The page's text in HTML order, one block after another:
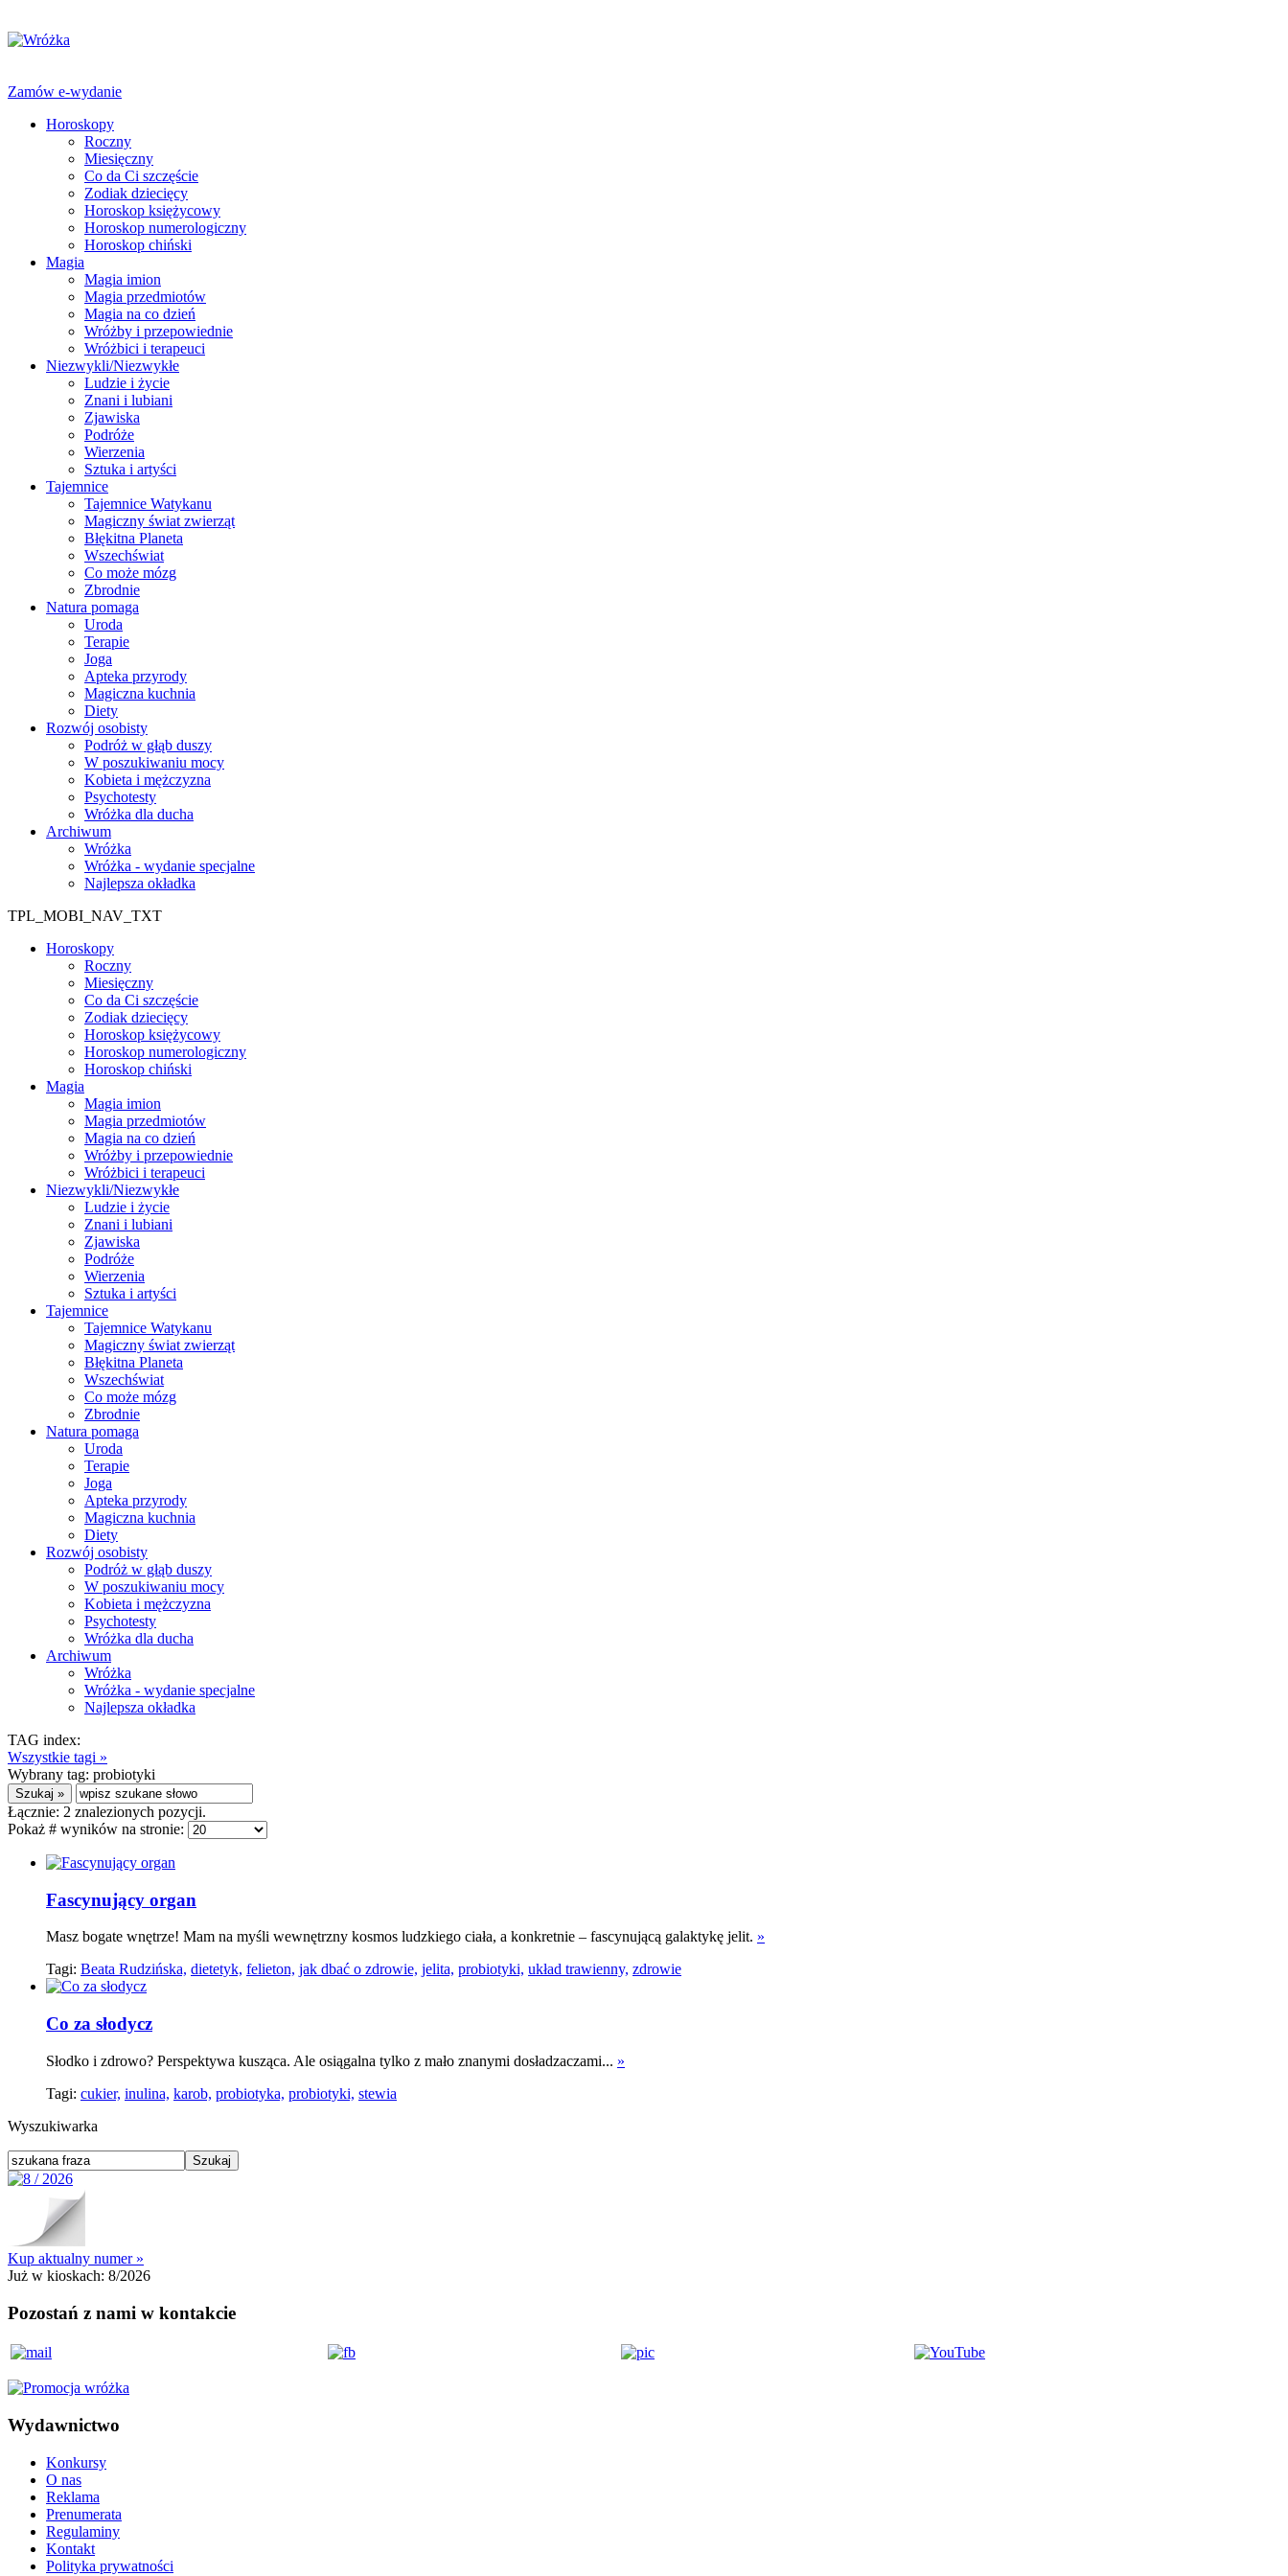
Zamów e-wydanie
Horoskopy
Roczny
Miesięczny
Co da Ci szczęście
Zodiak dziecięcy
Horoskop księżycowy
Horoskop numerologiczny
Horoskop chiński
Magia
Magia imion
Magia przedmiotów
Magia na co dzień
Wróżby i przepowiednie
Wróżbici i terapeuci
Niezwykli/Niezwykłe
Ludzie i życie
Znani i lubiani
Zjawiska
Podróże
Wierzenia
Sztuka i artyści
Tajemnice
Tajemnice Watykanu
Magiczny świat zwierząt
Błękitna Planeta
Wszechświat
Co może mózg
Zbrodnie
Natura pomaga
Uroda
Terapie
Joga
Apteka przyrody
Magiczna kuchnia
Diety
Rozwój osobisty
Podróż w głąb duszy
W poszukiwaniu mocy
Kobieta i mężczyzna
Psychotesty
Wróżka dla ducha
Archiwum
Wróżka
Wróżka - wydanie specjalne
Najlepsza okładka
TPL_MOBI_NAV_TXT
Horoskopy
Roczny
Miesięczny
Co da Ci szczęście
Zodiak dziecięcy
Horoskop księżycowy
Horoskop numerologiczny
Horoskop chiński
Magia
Magia imion
Magia przedmiotów
Magia na co dzień
Wróżby i przepowiednie
Wróżbici i terapeuci
Niezwykli/Niezwykłe
Ludzie i życie
Znani i lubiani
Zjawiska
Podróże
Wierzenia
Sztuka i artyści
Tajemnice
Tajemnice Watykanu
Magiczny świat zwierząt
Błękitna Planeta
Wszechświat
Co może mózg
Zbrodnie
Natura pomaga
Uroda
Terapie
Joga
Apteka przyrody
Magiczna kuchnia
Diety
Rozwój osobisty
Podróż w głąb duszy
W poszukiwaniu mocy
Kobieta i mężczyzna
Psychotesty
Wróżka dla ducha
Archiwum
Wróżka
Wróżka - wydanie specjalne
Najlepsza okładka
TAG index:
Wszystkie tagi »
Wybrany tag: probiotyki
Łącznie: 2 znalezionych pozycji.
Pokaż # wyników na stronie:
Fascynujący organ
Masz bogate wnętrze! Mam na myśli wewnętrzny kosmos ludzkiego ciała, a konkretnie – fascynującą galaktykę jelit. »
Tagi: Beata Rudzińska, dietetyk, felieton, jak dbać o zdrowie, jelita, probiotyki, układ trawienny, zdrowie
Co za słodycz
Słodko i zdrowo? Perspektywa kusząca. Ale osiągalna tylko z mało znanymi dosładzaczami... »
Tagi: cukier, inulina, karob, probiotyka, probiotyki, stewia
Wyszukiwarka
Kup aktualny numer »
Już w kioskach: 8/2026
Pozostań z nami w kontakcie
Wydawnictwo
Konkursy
O nas
Reklama
Prenumerata
Regulaminy
Kontakt
Polityka prywatności